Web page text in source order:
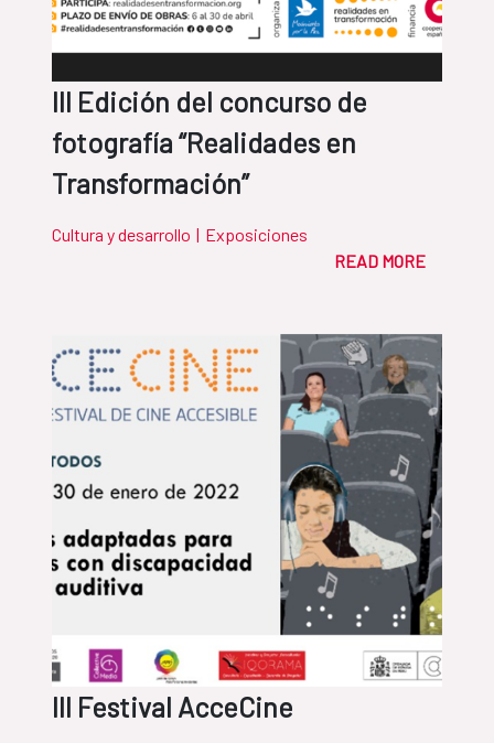
III Edición del concurso de
fotografía “Realidades en
Transformación”
Cultura y desarrollo | Exposiciones
READ MORE
III Festival AcceCine